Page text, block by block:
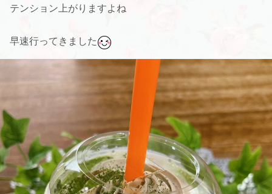
テンション上がりますよね
早速行ってきました